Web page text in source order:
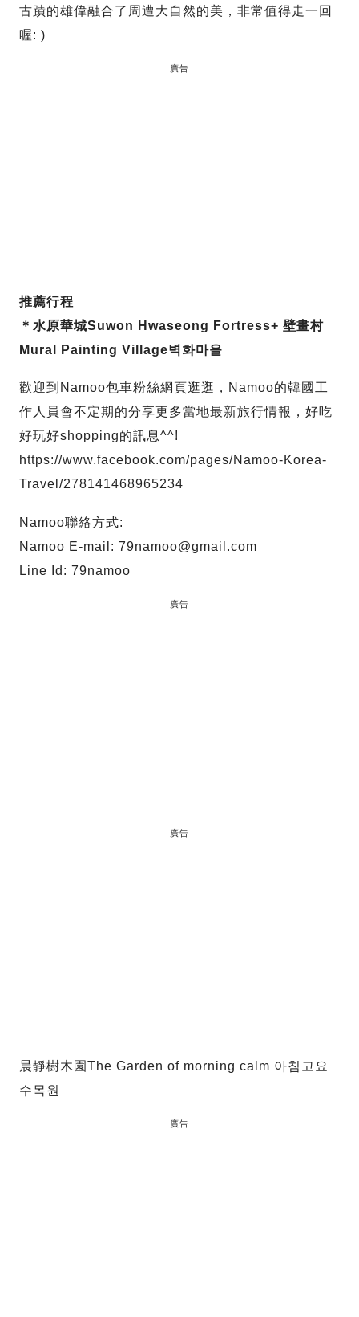
古蹟的雄偉融合了周遭大自然的美，非常值得走一回
喔: )
廣告
推薦行程
＊水原華城Suwon Hwaseong Fortress+ 壁畫村
Mural Painting Village벽화마을
歡迎到Namoo包車粉絲網頁逛逛，Namoo的韓國工
作人員會不定期的分享更多當地最新旅行情報，好吃
好玩好shopping的訊息^^!
https://www.facebook.com/pages/Namoo-Korea-
Travel/278141468965234
Namoo聯絡方式:
Namoo E-mail: 79namoo@gmail.com
Line Id: 79namoo
廣告
廣告
晨靜樹木園The Garden of morning calm 아침고요
수목원
廣告